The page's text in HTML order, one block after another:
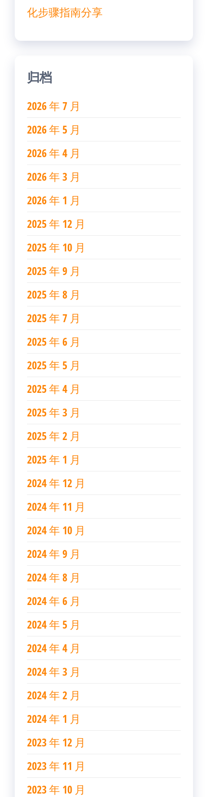
化步骤指南分享
归档
2026 年 7 月
2026 年 5 月
2026 年 4 月
2026 年 3 月
2026 年 1 月
2025 年 12 月
2025 年 10 月
2025 年 9 月
2025 年 8 月
2025 年 7 月
2025 年 6 月
2025 年 5 月
2025 年 4 月
2025 年 3 月
2025 年 2 月
2025 年 1 月
2024 年 12 月
2024 年 11 月
2024 年 10 月
2024 年 9 月
2024 年 8 月
2024 年 6 月
2024 年 5 月
2024 年 4 月
2024 年 3 月
2024 年 2 月
2024 年 1 月
2023 年 12 月
2023 年 11 月
2023 年 10 月